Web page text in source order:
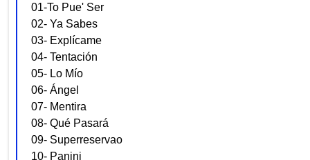
01-To Pue' Ser
02- Ya Sabes
03- Explícame
04- Tentación
05- Lo Mío
06- Ángel
07- Mentira
08- Qué Pasará
09- Superreservao
10- Panini